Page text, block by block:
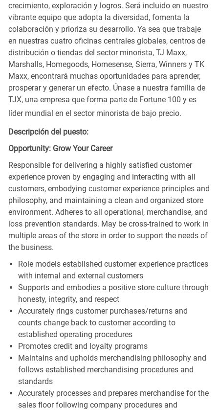
crecimiento, exploración y logros. Será incluido en nuestro
vibrante equipo que adopta la diversidad, fomenta la
colaboración y prioriza su desarrollo. Ya sea que trabaje
en nuestras cuatro oficinas centrales globales, centros de
distribución o tiendas del sector minorista, TJ Maxx,
Marshalls, Homegoods, Homesense, Sierra, Winners y TK
Maxx, encontrará muchas oportunidades para aprender,
prosperar y generar un efecto. Únase a nuestra familia de
TJX, una empresa que forma parte de Fortune 100 y es
líder mundial en el sector minorista de bajo precio.
Descripción del puesto:
Opportunity: Grow Your Career
Responsible for delivering a highly satisfied customer
experience proven by engaging and interacting with all
customers, embodying customer experience principles and
philosophy, and maintaining a clean and organized store
environment. Adheres to all operational, merchandise, and
loss prevention standards. May be cross-trained to work in
multiple areas of the store in order to support the needs of
the business.
Role models established customer experience practices
with internal and external customers
Supports and embodies a positive store culture through
honesty, integrity, and respect
Accurately rings customer purchases/returns and
counts change back to customer according to
established operating procedures
Promotes credit and loyalty programs
Maintains and upholds merchandising philosophy and
follows established merchandising procedures and
standards
Accurately processes and prepares merchandise for the
sales floor following company procedures and